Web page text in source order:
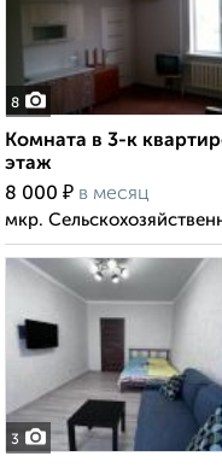
8
Комната в 3-к
этаж
8 000 ₽ в месяц
мкр.
3